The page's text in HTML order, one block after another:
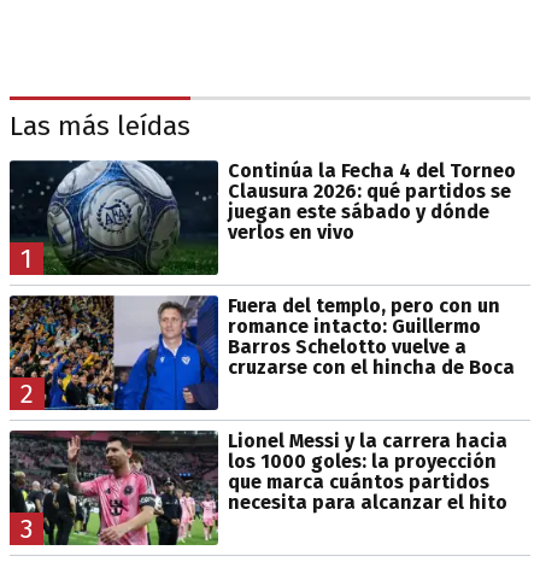
Las más leídas
1
Continúa la Fecha 4 del Torneo
Clausura 2026: qué partidos se
juegan este sábado y dónde
verlos en vivo
2
Fuera del templo, pero con un
romance intacto: Guillermo
Barros Schelotto vuelve a
cruzarse con el hincha de Boca
3
Lionel Messi y la carrera hacia
los 1000 goles: la proyección
que marca cuántos partidos
necesita para alcanzar el hito